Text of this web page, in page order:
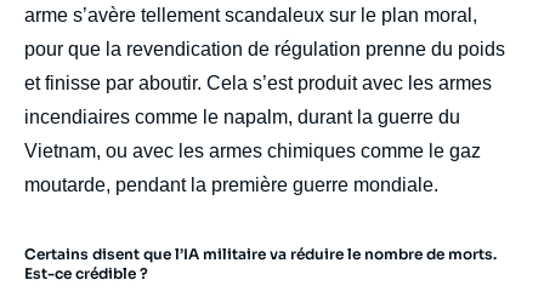
arme s’avère tellement scandaleux sur le plan moral,
pour que la revendication de régulation prenne du poids
et finisse par aboutir. Cela s’est produit avec les armes
incendiaires comme le napalm, durant la guerre du
Vietnam, ou avec les armes chimiques comme le gaz
moutarde, pendant la première guerre mondiale.
Certains disent que l’IA militaire va réduire le nombre de morts.
Est-ce crédible ?